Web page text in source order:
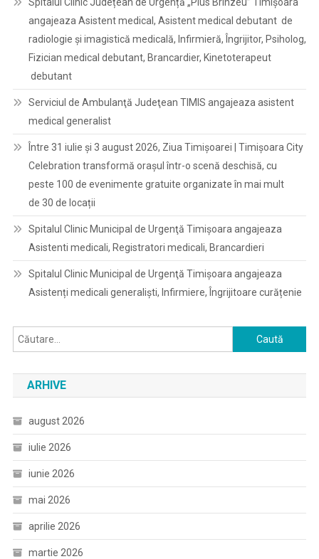
angajeaza Asistent medical, Asistent medical debutant de
radiologie și imagistică medicală, Infirmieră, Îngrijitor, Psiholog,
Fizician medical debutant, Brancardier, Kinetoterapeut
debutant
Serviciul de Ambulanţă Judeţean TIMIS angajeaza asistent
medical generalist
Între 31 iulie și 3 august 2026, Ziua Timișoarei | Timișoara City
Celebration transformă orașul într-o scenă deschisă, cu
peste 100 de evenimente gratuite organizate în mai mult
de 30 de locații
Spitalul Clinic Municipal de Urgenţă Timişoara angajeaza
Asistenti medicali, Registratori medicali, Brancardieri
Spitalul Clinic Municipal de Urgenţă Timişoara angajeaza
Asistenți medicali generaliști, Infirmiere, Îngrijitoare curățenie
Caută
după:
ARHIVE
august 2026
iulie 2026
iunie 2026
mai 2026
aprilie 2026
martie 2026